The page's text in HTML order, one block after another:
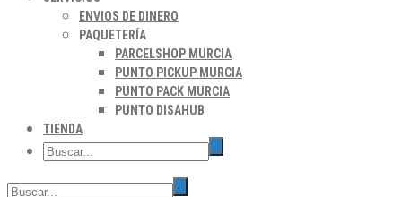
ENVIOS DE DINERO
PAQUETERÍA
PARCELSHOP MURCIA
PUNTO PICKUP MURCIA
PUNTO PACK MURCIA
PUNTO DISAHUB
TIENDA